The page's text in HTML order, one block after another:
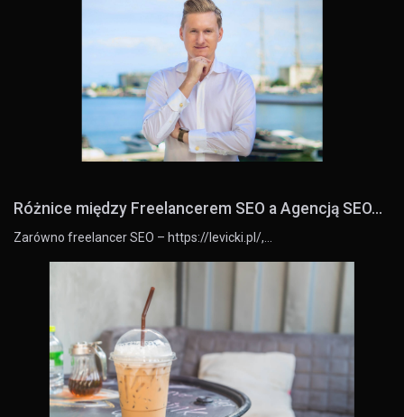
Różnice między Freelancerem SEO a Agencją SEO...
Zarówno freelancer SEO – https://levicki.pl/,…